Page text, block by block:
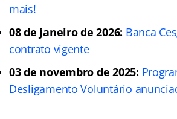
mais!
08 de janeiro de 2026: Banca
contrato vigente
03 de novembro de 2025:
Desligamento Voluntário